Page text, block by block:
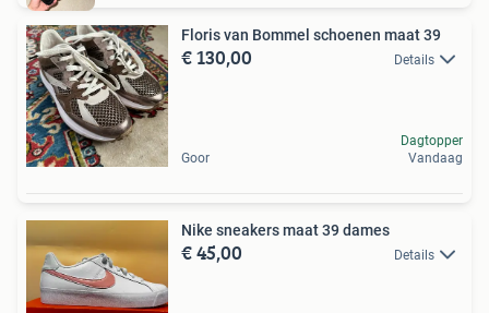
Floris van Bommel schoenen maat 39
€ 130,00 Details
Goor
Dagtopper
Vandaag
Nike sneakers maat 39 dames
€ 45,00 Details